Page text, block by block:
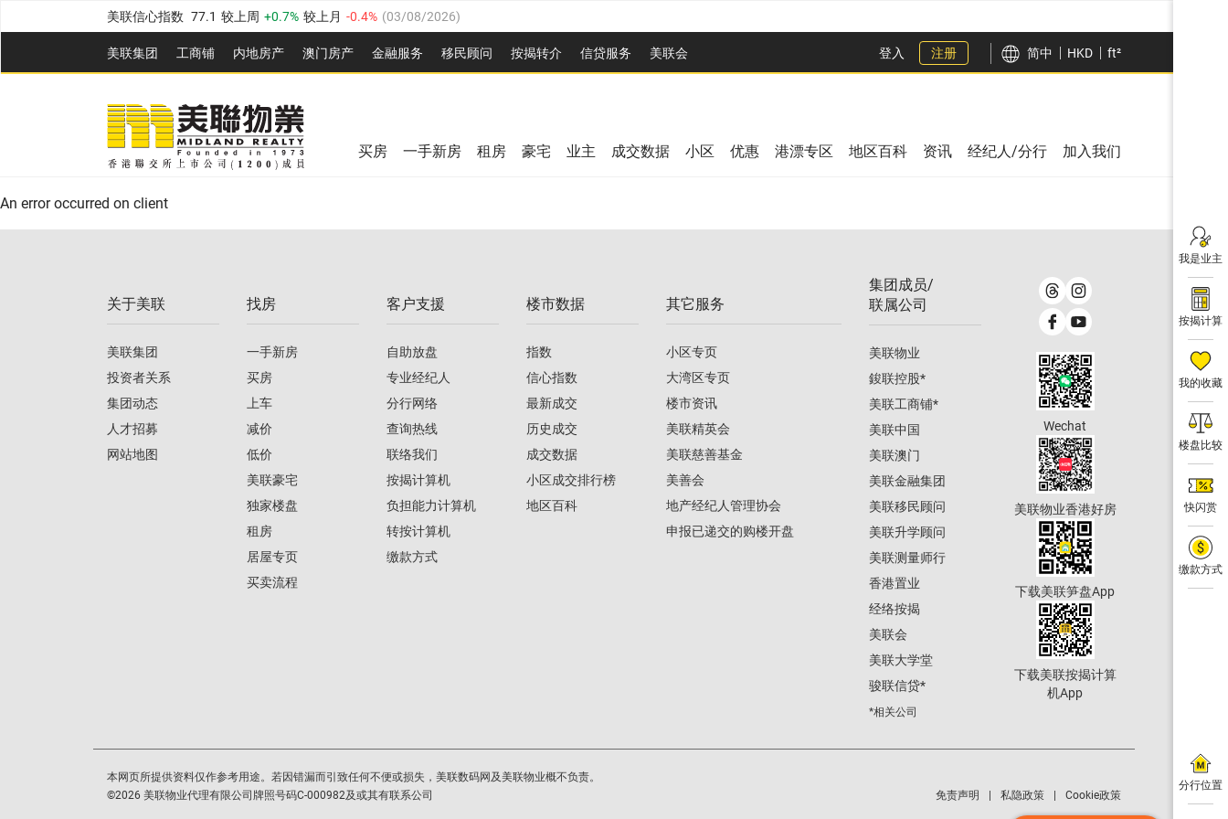
美联信心指数 77.1 较上周 0.7% 较上月 -0.4% (03/08/2026)
全港指数 149.1 较上周 0% 较上月 0.4% ( 03/08/2026
港岛指数 157.4 较上周 -0.3% 较上月 -0.8% (03/08/2026)
九龙指数 156.4 较上周 -0.1% 较上月
新界指数 134.8 较上周 0.1% 较上月 03/08/2026
美联信心指数 77.1 较上周 0.7% 较上月
美联集团 工商铺 内地房产 澳⻔房产 金融服务 移民顾问 按揭转介 信贷服务 美联会
全港指数 149.1 较上周 0% 较上月
美联信心指数 较上周 0.7% 03/08/2026
登入 注册 简中 HKD ft²
我是业主
按揭计算
我的收藏
楼盘比较
快闪赏
缴款方式
分行位置
买房 一手新房 租房 豪宅 业主 成交数据 小区 优惠 港漂专区 地区百科 资讯 经纪人/分行 加入我们
An error occurred on client
关于美联
美联集团
投资者关系
集团动态
人才招募
网站地图
找房
一手新房
买房
上车
减价
低价
美联豪宅
独家楼盘
租房
居屋专页
买卖流程
客户支援
自助放盘
专业经纪人
分行网络
查询热线
联络我们
按揭计算机
负担能力计算机
转按计算机
缴款方式
楼市数据
指数
信心指数
最新成交
历史成交
成交数据
小区成交排行榜
地区百科
其它服务
小区专页
大湾区专页
楼市资讯
美联精英会
美联慈善基金
美善会
地产经纪人管理协会
申报已递交的购楼开盘
集团成员/
联属公司
美联物业
鋑联控股*
美联工商铺*
美联中国
美联澳门
美联金融集团
美联移民顾问
美联升学顾问
美联测量师行
香港置业
经络按揭
美联会
美联大学堂
骏联信贷*
*相关公司
Wechat
美联物业香港好房
下载美联笋盘App
下载美联按揭计算
机App
本网页所提供资料仅作参考用途。若因错漏而引致任何不便或损失，美联数码网及美联物业概不负责。
©2026 美联物业代理有限公司牌照号码C-000982及或其有联系公司 免责声明 私隐政策 Cookie政策